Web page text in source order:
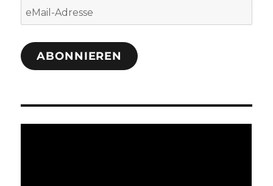
eMail-
Adresse
ABONNIEREN